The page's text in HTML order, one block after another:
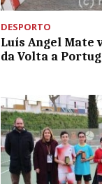
DESPORTO
Luís Angel Mate
da Volta a